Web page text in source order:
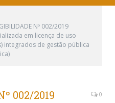
Nº 002/2019
em licença de uso
integrados de gestão pública
002/2019
0